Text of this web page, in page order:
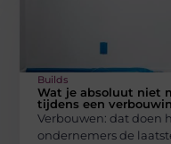
Builds
Wat je absoluut niet
tijdens een
Verbouwen: dat doen
ondernemers de